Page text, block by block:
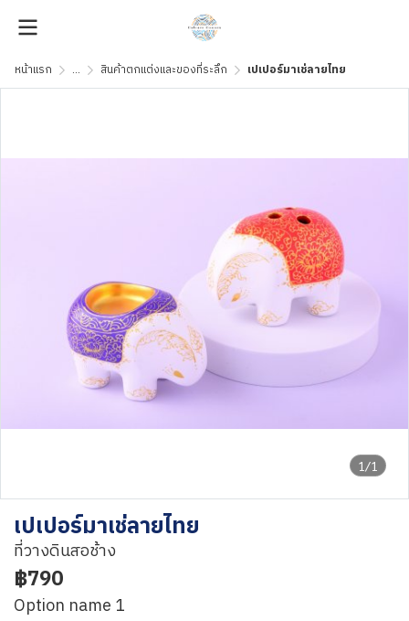
หน้าแรก ... สินค้าตกแต่งและของที่ระลึก เปเปอร์มาเช่ลายไทย
1/1
เปเปอร์มาเช่ลายไทย
ที่วางดินสอช้าง
฿790
Option name 1